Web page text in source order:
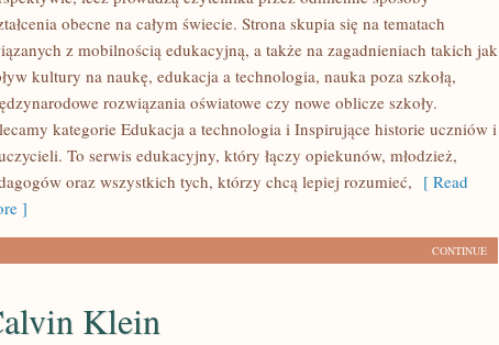
obecne na całym świecie. Strona skupia się na tematach
z mobilnością edukacyjną, a także na zagadnieniach takich jak
kultury na naukę, edukacja a technologia, nauka poza szkołą,
rozwiązania oświatowe czy nowe oblicze szkoły.
kategorie Edukacja a technologia i Inspirujące historie uczniów i
To serwis edukacyjny, który łączy opiekunów, młodzież,
oraz wszystkich tych, którzy chcą lepiej rozumieć, [ Read
]
CONTINUE
Klein